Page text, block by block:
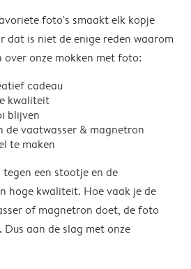
foto's smaakt elk kopje
dat is niet de enige reden waarom
over onze mokken met foto:
cadeau
kwaliteit
blijven
de vaatwasser & magnetron
te maken
een stootje en de
hoge kwaliteit. Hoe vaak je de
of magnetron doet, de foto
aan de slag met onze